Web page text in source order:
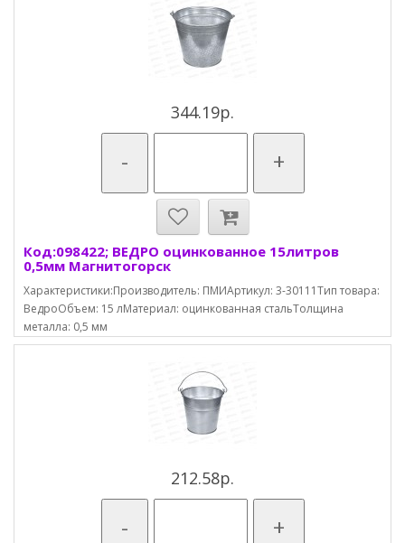
344.19р.
- +
Код:098422; ВЕДРО оцинкованное 15литров
0,5мм Магнитогорск
Характеристики:Производитель: ПМИАртикул: 3-30111Тип товара:
ВедроОбъем: 15 лМатериал: оцинкованная стальТолщина
металла: 0,5 мм
212.58р.
- +